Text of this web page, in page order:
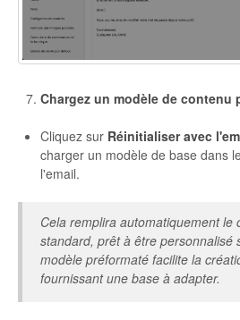
Chargez un modèle de contenu
Cliquez sur Réinitialiser avec
charger un modèle de base dans
l'email.
Cela remplira automatiquement le
standard, prêt à être personnalisé
modèle préformaté facilite la
fournissant une base à adapter.